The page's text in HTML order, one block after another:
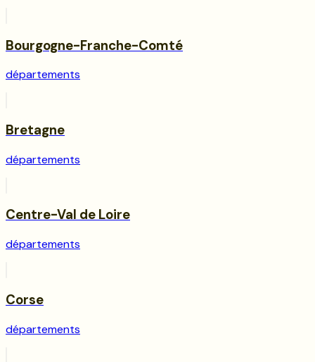
Bourgogne-Franche-Comté
départements
Bretagne
départements
Centre-Val de Loire
départements
Corse
départements